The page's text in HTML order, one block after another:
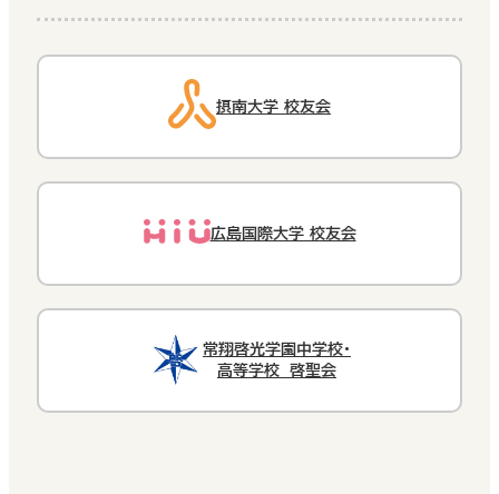
摂南大学 校友会
広島国際大学 校友会
常翔啓光学園中学校・
高等学校 啓聖会